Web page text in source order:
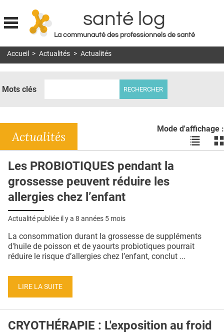
Jump to navigation
santé log
La communauté des professionnels de santé
MON COMPTE
DOSSIERS
RÉSEAUX
E-REVUE SAD
THÉMA
L'APP
PUBLICITÉ
CONTACT
Accueil > Actualités > Actualités
Mots clés
Mode d'affichage :
Voir
les
les
Actualités
Les PROBIOTIQUES pendant la
grossesse peuvent réduire les
allergies chez l’enfant
Actualité publiée il y a 8 années 5 mois
La consommation durant la grossesse de suppléments
d'huile de poisson et de yaourts probiotiques pourrait
réduire le risque d’allergies chez l’enfant, conclut ...
LIRE LA SUITE
CRYOTHÉRAPIE : L'exposition au froid